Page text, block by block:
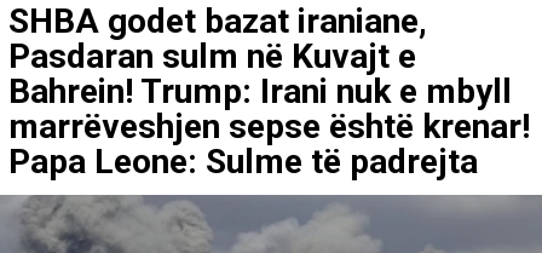
SHBA godet bazat iraniane,
Pasdaran sulm në Kuvajt e
Bahrein! Trump: Irani nuk e mbyll
marrëveshjen sepse është krenar!
Papa Leone: Sulme të padrejta